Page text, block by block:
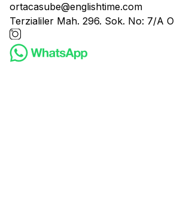
ortacasube@englishtime.com
Terzialiler Mah. 296. Sok. No: 7/A